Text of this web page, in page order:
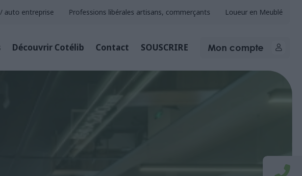
auto entreprise Professions libérales artisans, commerçants Loueur en Meublé
Découvrir Cotélib Contact SOUSCRIRE Mon compte